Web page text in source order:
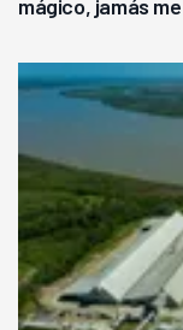
mágico, jamás